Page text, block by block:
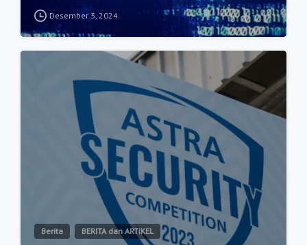
Desember 3, 2024
Berita BERITA dan ARTIKEL